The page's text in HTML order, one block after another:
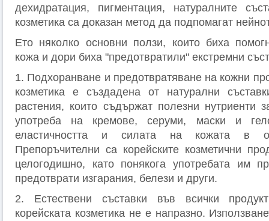
дехидратация, пигментация, натуралните
козметика са доказан метод да подпомагат
Ето няколко основни ползи, които биха
кожа и дори биха "предотвратили" екстремни
1. Подхоранване и предотвратяване на кожни
козметика е създадена от натурални
растения, които съдържат полезни нутриенти
употреба на кремове, серуми, маски и
еластичността и силата на кожата в
Препоръчителни са корейските козметични
целогодишно, като понякога употребата им
предотврати изгарания, белези и други.
2. Естествени съставки във всички
корейската козметика не е напразно.